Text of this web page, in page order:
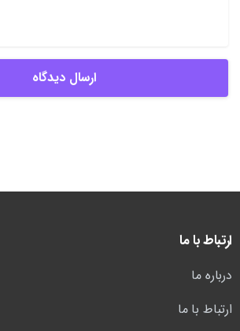
ارتباط با ما
درباره ما
ارتباط با ما